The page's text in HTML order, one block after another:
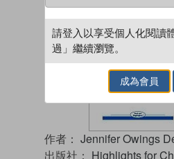
作者： Jennifer Owings
出版社： Highlights for
請登入以享受個人化閱讀
過」繼續瀏覽。
成為會員